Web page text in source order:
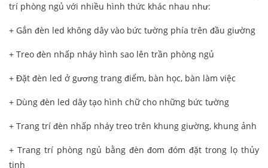
trí phòng ngủ với nhiều hình thức khác nhau như:
+ Gắn đèn led không dây vào bức tường phía trên đầu giường
+ Treo đèn nhấp nháy hình sao lên trần phòng ngủ
+ Đặt đèn led ở gương trang điểm, bàn học, bàn làm việc
+ Dùng đèn led dây tạo hình chữ cho những bức tường
+ Trang trí đèn nhấp nháy treo trên khung giường, khung ảnh
+ Trang trí phòng ngủ bằng đèn đom đóm đặt trong lọ thủy
tinh